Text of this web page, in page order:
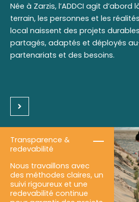
Née à Zarzis, l’ADDCI agit
terrain, les personnes et les
local naissent des projets
partagés, adaptés et déployés
partenariats et des besoins.
Transparence &
redevabilité
Nous travaillons avec
des méthodes claires, un
suivi rigoureux et une
redevabilité continue